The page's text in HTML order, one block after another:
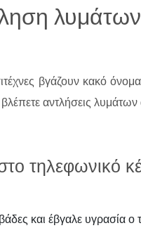
βγάζουν κακό
αντλήσεις
τηλεφωνικό
και έβγαλε υγρασία ο